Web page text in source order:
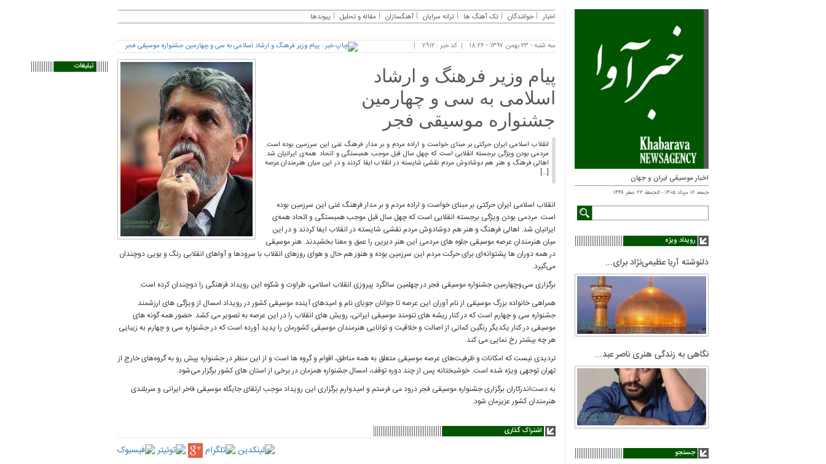
اخبار موسیقی ایران و جهان
جمعه ۱۶ مرداد ۱۴۰۵ - الجمعة ۲۲ صفر ۱۴۴۸
رویداد ویژه
دلنوشته آریا عظیمی‌نژاد برای...
نگاهی به زندگی هنری ناصر عبد...
جستجو
اخبار خوانندگان تک آهنگ ها ترانه سرایان آهنگسازان مقاله و تحلیل پیوندها
سه شنبه - ۲۳ بهمن ۱۳۹۷ - ۱۸:۲۶ کد خبر : ۷۹۱۲
پیام وزیر فرهنگ و ارشاد
اسلامی به سی و چهارمین
جشنواره موسیقی فجر
انقلاب اسلامی ایران حرکتی بر مبنای خواست و اراده مردم و بر مدار فرهنگ غنی این سرزمین بوده است.
مردمی بودن ویژگی برجسته انقلابی است که چهل سال قبل موجب همبستگی و اتحاد همه‌ی ایرانیان شد.
اهالی فرهنگ و هنر هم دوشادوش مردم نقشی شایسته در انقلاب ایفا کردند و در این میان هنرمندان عرصه
[…]
انقلاب اسلامی ایران حرکتی بر مبنای خواست و اراده مردم و بر مدار فرهنگ غنی این سرزمین بوده
است. مردمی بودن ویژگی برجسته انقلابی است که چهل سال قبل موجب همبستگی و اتحاد همه‌ی
ایرانیان شد. اهالی فرهنگ و هنر هم دوشادوش مردم نقشی شایسته در انقلاب ایفا کردند و در این
میان هنرمندان عرصه موسیقی جلوه های مردمی این هنر دیرین را عمق و معنا بخشیدند. هنر موسیقی
در همه دوران ها پشتوانه‌ای برای حرکت مردم این سرزمین بوده و هنوز هم حال و هوای روزهای انقلاب با سرودها و آواهای انقلابی رنگ ‌و ‌بویی دوچندان
می‌گیرد.
برگزاری سی‌و‌چهارمین جشنواره موسیقی فجر در چهلمین سالگرد پیروزی انقلاب اسلامی، طراوت و شکوه این رویداد فرهنگی را دوچندان کرده است.
همراهی خانواده بزرگ موسیقی از نام آوران این عرصه تا جوانان جویای نام و امیدهای آینده موسیقی کشور در رویداد امسال از ویژگی های ارزشمند
جشنواره سی و چهارم است که در کنار ریشه های تنومند موسیقی ایرانی، رویش های انقلاب را در این عرصه به تصویر می کشد. حضور همه گونه های
موسیقی در کنار یکدیگر رنگین کمانی از اصالت و خلاقیت و توانایی هنرمندان موسیقی کشورمان را پدید آورده است که در جشنواره سی و چهارم به زیبایی
هر چه بیشتر رخ نمایی می کند.
تردیدی نیست که امکانات و ظرفیت‌های عرصه موسیقی متعلق به همه مناطق، اقوام و گروه ها است و از این منظر در جشنواره پیش رو به گروه‌های خارج از
تهران توجهی ویژه شده است. خوشبختانه پس از چند دوره توقف، امسال جشنواره همزمان در برخی از استان های کشور برگزار می‌شود.
به دست‌اندرکاران برگزاری جشنواره موسیقی فجر درود می فرستم و امیدوارم برگزاری این رویداد موجب ارتقای جایگاه موسیقی فاخر ایرانی و سربلندی
هنرمندان کشور عزیزمان شود.
اشتراک گذاری
تبلیغات